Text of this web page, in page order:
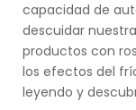
capacidad de
descuidar
productos con
los efectos del
leyendo y